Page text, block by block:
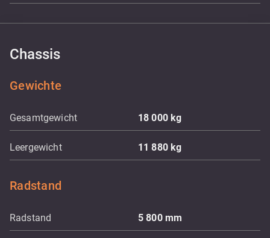
Chassis
Gewichte
Gesamtgewicht 18 000kg
Leergewicht 11 880kg
Radstand
Radstand 5 800 mm